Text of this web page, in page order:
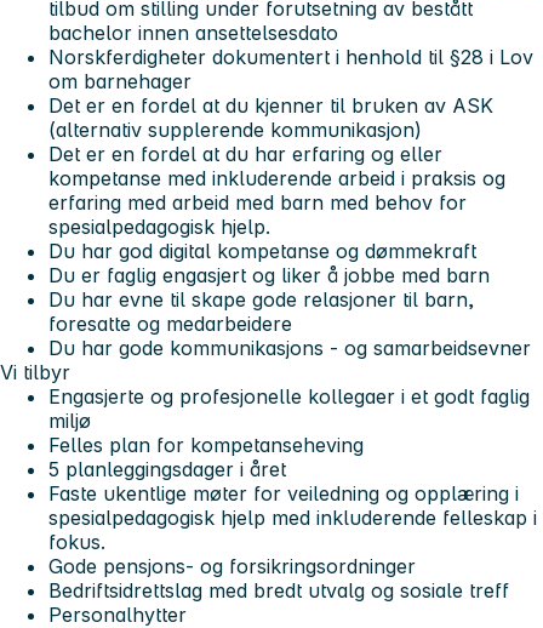
tilbud om stilling under forutsetning av bestått
bachelor innen ansettelsesdato
Norskferdigheter dokumentert i henhold til §28 i Lov
om barnehager
Det er en fordel at du kjenner til bruken av ASK
(alternativ supplerende kommunikasjon)
Det er en fordel at du har erfaring og eller
kompetanse med inkluderende arbeid i praksis og
erfaring med arbeid med barn med behov for
spesialpedagogisk hjelp.
Du har god digital kompetanse og dømmekraft
Du er faglig engasjert og liker å jobbe med barn
Du har evne til skape gode relasjoner til barn,
foresatte og medarbeidere
Du har gode kommunikasjons - og samarbeidsevner
Vi tilbyr
Engasjerte og profesjonelle kollegaer i et godt faglig
miljø
Felles plan for kompetanseheving
5 planleggingsdager i året
Faste ukentlige møter for veiledning og opplæring i
spesialpedagogisk hjelp med inkluderende felleskap i
fokus.
Gode pensjons- og forsikringsordninger
Bedriftsidrettslag med bredt utvalg og sosiale treff
Personalhytter